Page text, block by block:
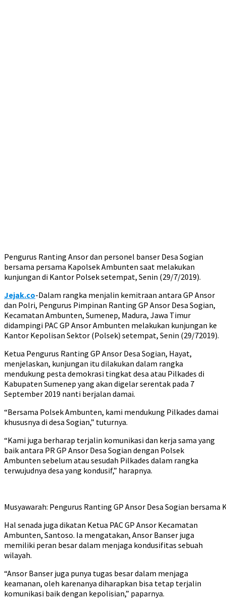
Pengurus Ranting Ansor dan personel banser Desa Sogian
bersama persama Kapolsek Ambunten saat melakukan
kunjungan di Kantor Polsek setempat, Senin (29/7/2019).
Jejak.co-Dalam rangka menjalin kemitraan antara GP Ansor
dan Polri, Pengurus Pimpinan Ranting GP Ansor Desa Sogian,
Kecamatan Ambunten, Sumenep, Madura, Jawa Timur
didampingi PAC GP Ansor Ambunten melakukan kunjungan ke
Kantor Kepolisan Sektor (Polsek) setempat, Senin (29/72019).
Ketua Pengurus Ranting GP Ansor Desa Sogian, Hayat,
menjelaskan, kunjungan itu dilakukan dalam rangka
mendukung pesta demokrasi tingkat desa atau Pilkades di
Kabupaten Sumenep yang akan digelar serentak pada 7
September 2019 nanti berjalan damai.
“Bersama Polsek Ambunten, kami mendukung Pilkades damai
khususnya di desa Sogian,” tuturnya.
“Kami juga berharap terjalin komunikasi dan kerja sama yang
baik antara PR GP Ansor Desa Sogian dengan Polsek
Ambunten sebelum atau sesudah Pilkades dalam rangka
terwujudnya desa yang kondusif,” harapnya.
Musyawarah: Pengurus Ranting GP Ansor Desa Sogian
Hal senada juga dikatan Ketua PAC GP Ansor Kecamatan
Ambunten, Santoso. Ia mengatakan, Ansor Banser juga
memiliki peran besar dalam menjaga kondusifitas sebuah
wilayah.
“Ansor Banser juga punya tugas besar dalam menjaga
keamanan, oleh karenanya diharapkan bisa tetap terjalin
komunikasi baik dengan kepolisian,” paparnya.